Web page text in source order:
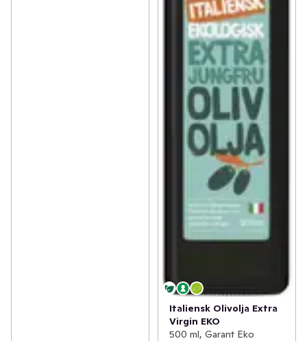
Italiensk Olivolja Extra
Virgin EKO
500 ml, Garant Eko